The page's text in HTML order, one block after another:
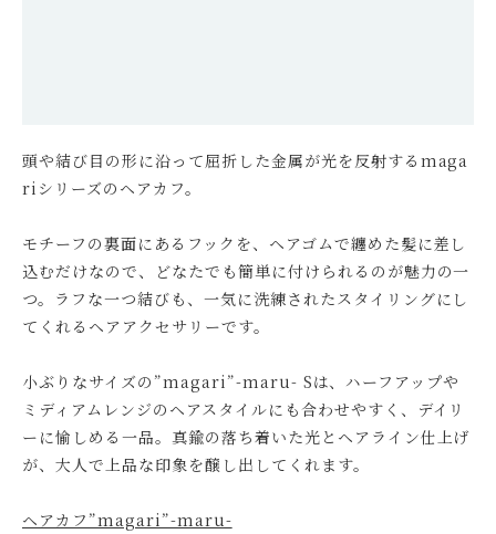
頭や結び目の形に沿って屈折した金属が光を反射するmaga
riシリーズのヘアカフ。
モチーフの裏面にあるフックを、ヘアゴムで纏めた髪に差し
込むだけなので、どなたでも簡単に付けられるのが魅力の一
つ。ラフな一つ結びも、一気に洗練されたスタイリングにし
てくれるヘアアクセサリーです。
小ぶりなサイズの”magari”-maru- Sは、ハーフアップや
ミディアムレンジのヘアスタイルにも合わせやすく、デイリ
ーに愉しめる一品。真鍮の落ち着いた光とヘアライン仕上げ
が、大人で上品な印象を醸し出してくれます。
ヘアカフ”magari”-maru-